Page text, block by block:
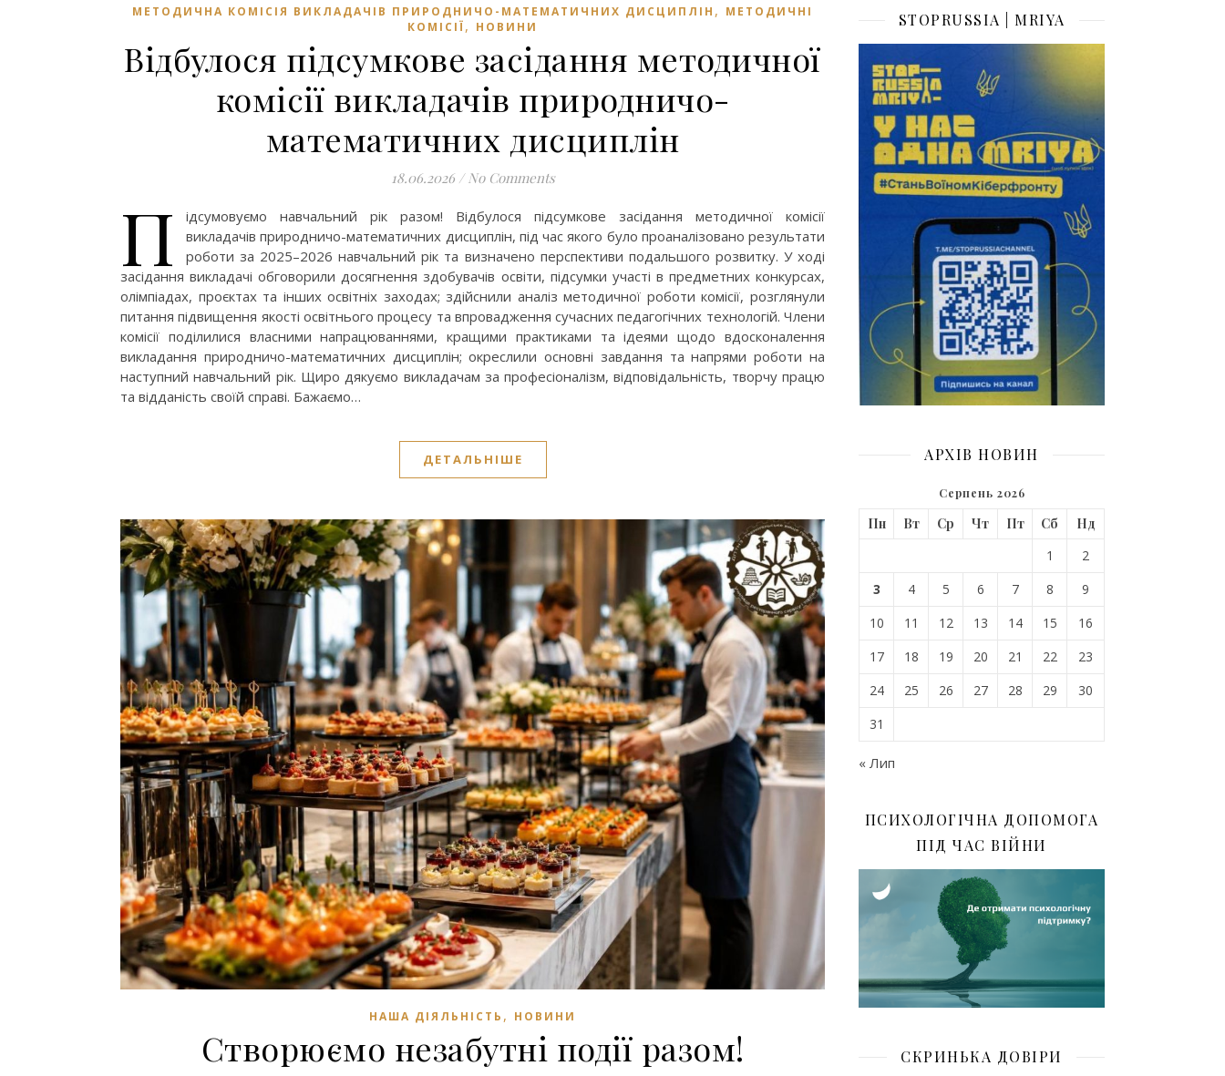
МЕТОДИЧНА КОМІСІЯ ВИКЛАДАЧІВ ПРИРОДНИЧО-МАТЕМАТИЧНИХ ДИСЦИПЛІН , МЕТОДИЧНІ
КОМІСІЇ, НОВИНИ
Відбулося підсумкове засідання методичної
комісії викладачів природничо-
математичних дисциплін
18.06.2026 / No Comments
П
ідсумовуємо навчальний рік разом! Відбулося підсумкове засідання методичної комісії
викладачів природничо-математичних дисциплін, під час якого було проаналізовано результати
роботи за 2025–2026 навчальний рік та визначено перспективи подальшого розвитку. У ході
засідання викладачі обговорили досягнення здобувачів освіти, підсумки участі в предметних конкурсах,
олімпіадах, проєктах та інших освітніх заходах; здійснили аналіз методичної роботи комісії, розглянули
питання підвищення якості освітнього процесу та впровадження сучасних педагогічних технологій. Члени
комісії поділилися власними напрацюваннями, кращими практиками та ідеями щодо вдосконалення
викладання природничо-математичних дисциплін; окреслили основні завдання та напрями роботи на
наступний навчальний рік. Щиро дякуємо викладачам за професіоналізм, відповідальність, творчу працю
та відданість своїй справі. Бажаємо…
ДЕТАЛЬНІШЕ
НАША ДІЯЛЬНІСТЬ , НОВИНИ
Створюємо незабутні події разом!
STOPRUSSIA | MRIYA
АРХІВ НОВИН
Серпень 2026
Пн Вт Ср Чт Пт Сб
Нд
1
2
3
4 5 6 7 8
9
10
11 12 13 14 15
16
17
18 19 20 21 22
23
24
25 26 27 28 29
30
31
« Лип
ПСИХОЛОГІЧНА ДОПОМОГА
ПІД ЧАС ВІЙНИ
СКРИНЬКА ДОВІРИ